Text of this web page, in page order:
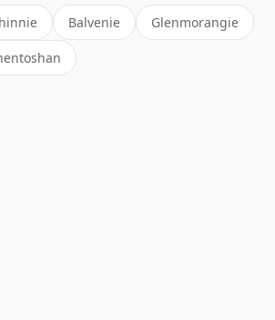
Balvenie Glenmorangie